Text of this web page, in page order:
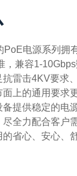
电源系列拥
，兼容1-
雷击4KV要求
上的通用要求
提供稳定的电
全力配合客户
省心、安心、舒